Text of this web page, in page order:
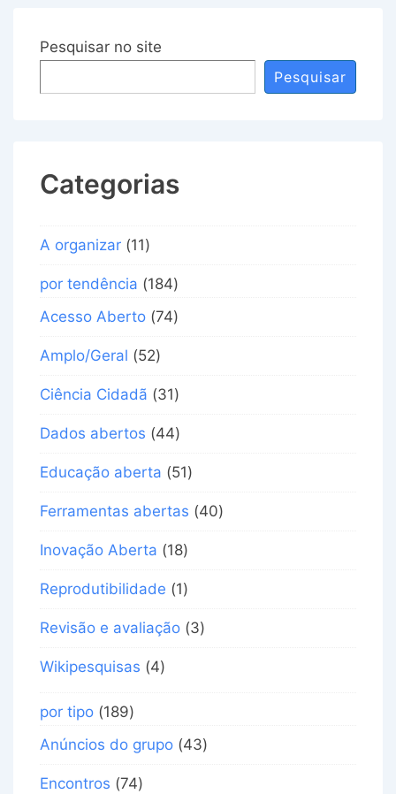
Pesquisar no site
Pesquisar
Categorias
A organizar (11)
por tendência (184)
Acesso Aberto (74)
Amplo/Geral (52)
Ciência Cidadã (31)
Dados abertos (44)
Educação aberta (51)
Ferramentas abertas (40)
Inovação Aberta (18)
Reprodutibilidade (1)
Revisão e avaliação (3)
Wikipesquisas (4)
por tipo (189)
Anúncios do grupo (43)
Encontros (74)